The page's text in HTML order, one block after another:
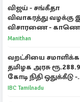
விஜய் - சங்கீதா
விவாகரத்து வழக்கு
விசாரணை -
மூலம் ஆஜராக
Manithan
வறட்சியை சமாளிக்க
தமிழக அரசு
கோடி நிதி ஒதுக்கீடு -
வெளியான
IBC Tamilnadu